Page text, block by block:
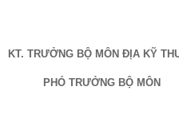
KT. TRƯỞNG BỘ MÔN ĐỊA KỸ
PHÓ TRƯỞNG BỘ MÔN